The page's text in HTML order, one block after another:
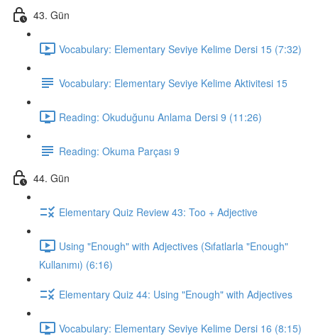
43. Gün
Vocabulary: Elementary Seviye Kelime Dersi 15 (7:32)
Vocabulary: Elementary Seviye Kelime Aktivitesi 15
Reading: Okuduğunu Anlama Dersi 9 (11:26)
Reading: Okuma Parçası 9
44. Gün
Elementary Quiz Review 43: Too + Adjective
Using "Enough" with Adjectives (Sıfatlarla "Enough"
Kullanımı) (6:16)
Elementary Quiz 44: Using "Enough" with Adjectives
Vocabulary: Elementary Seviye Kelime Dersi 16 (8:15)